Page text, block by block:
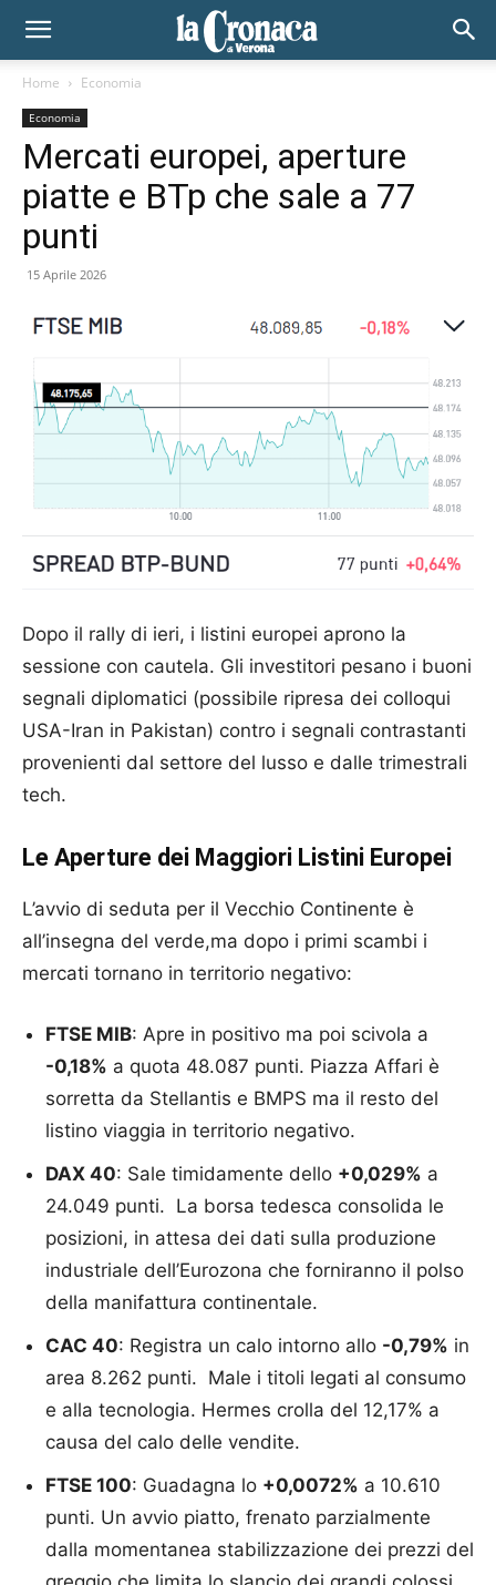
Home Economia
Economia
Mercati europei, aperture
piatte e BTp che sale a 77
punti
15 Aprile 2026
Dopo il rally di ieri, i listini europei aprono la
sessione con cautela. Gli investitori pesano i buoni
segnali diplomatici (possibile ripresa dei colloqui
USA-Iran in Pakistan) contro i segnali contrastanti
provenienti dal settore del lusso e dalle trimestrali
tech.
Le Aperture dei Maggiori Listini Europei
L’avvio di seduta per il Vecchio Continente è
all’insegna del verde,ma dopo i primi scambi i
mercati tornano in territorio negativo:
FTSE MIB: Apre in positivo ma poi scivola a
-0,18% a quota 48.087 punti. Piazza Affari è
sorretta da Stellantis e BMPS ma il resto del
listino viaggia in territorio negativo.
DAX 40: Sale timidamente dello +0,029% a
24.049 punti. La borsa tedesca consolida le
posizioni, in attesa dei dati sulla produzione
industriale dell’Eurozona che forniranno il polso
della manifattura continentale.
CAC 40: Registra un calo intorno allo -0,79% in
area 8.262 punti. Male i titoli legati al consumo
e alla tecnologia. Hermes crolla del 12,17% a
causa del calo delle vendite.
FTSE 100: Guadagna lo +0,0072% a 10.610
punti. Un avvio piatto, frenato parzialmente
dalla momentanea stabilizzazione dei prezzi del